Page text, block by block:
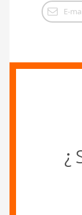
E-
¿